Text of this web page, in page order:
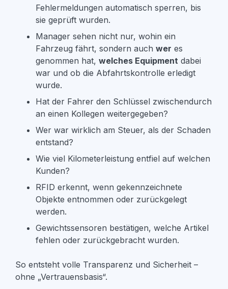
Fehlermeldungen automatisch sperren, bis
sie geprüft wurden.
Manager sehen nicht nur, wohin ein
Fahrzeug fährt, sondern auch wer es
genommen hat, welches Equipment dabei
war und ob die Abfahrtskontrolle erledigt
wurde.
Hat der Fahrer den Schlüssel zwischendurch
an einen Kollegen weitergegeben?
Wer war wirklich am Steuer, als der Schaden
entstand?
Wie viel Kilometerleistung entfiel auf welchen
Kunden?
RFID erkennt, wenn gekennzeichnete
Objekte entnommen oder zurückgelegt
werden.
Gewichtssensoren bestätigen, welche Artikel
fehlen oder zurückgebracht wurden.
So entsteht volle Transparenz und Sicherheit –
ohne „Vertrauensbasis“.